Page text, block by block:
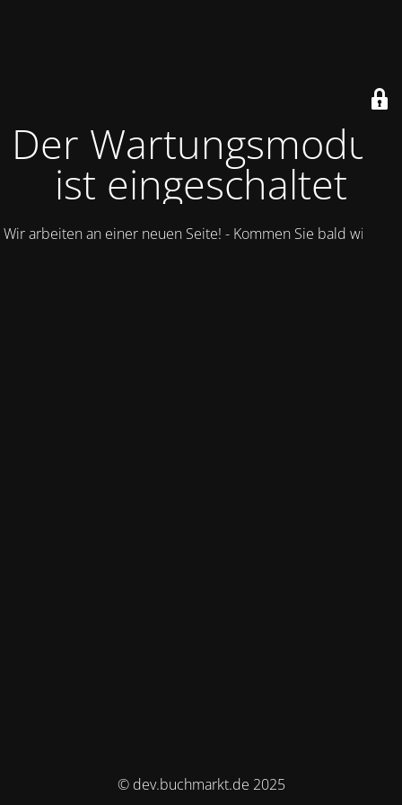
Der Wartungsmodus
ist eingeschaltet
Wir arbeiten an einer neuen Seite! - Kommen Sie bald wieder.
© dev.buchmarkt.de 2025